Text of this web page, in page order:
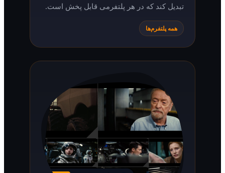
تبدیل کند که در هر پلتفرمی قابل پخش است.
همه پلتفرم‌ها